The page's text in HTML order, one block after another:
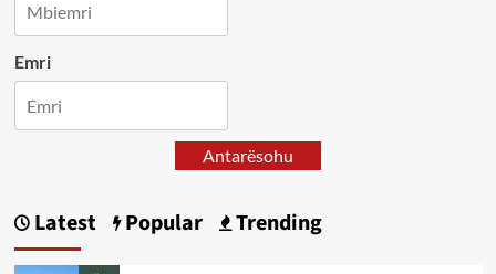
Emri
Antarësohu
Latest Popular Trending